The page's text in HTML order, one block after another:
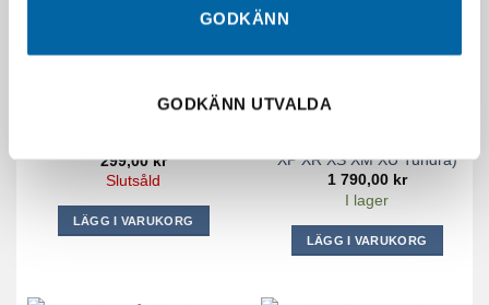
GODKÄNN
GODKÄNN UTVALDA
299,00kr
Slutsåld
LÄGG I VARUKORG
XP XR XS XM XU Tundra)
1 790,00 kr
I lager
LÄGG I VARUKORG